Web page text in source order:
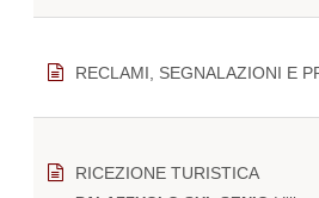
RECLAMI, SEGNALAZIONI E
RICEZIONE TURISTICA